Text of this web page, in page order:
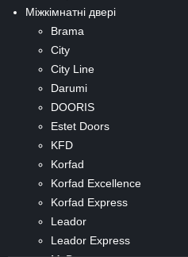
Міжкімнатні двері
Brama
City
City Line
Darumi
DOORIS
Estet Doors
KFD
Korfad
Korfad Excellence
Korfad Express
Leador
Leador Express